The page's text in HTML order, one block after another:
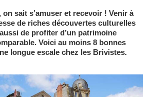
sait s’amuser et recevoir ! Venir à
de riches découvertes culturelles
de profiter d’un patrimoine
Voici au moins 8 bonnes
longue escale chez les Brivistes.